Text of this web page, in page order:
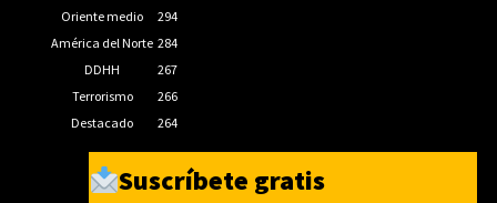
Oriente medio
294
América del Norte 284
DDHH
267
Terrorismo
266
Destacado
264
Suscríbete gratis